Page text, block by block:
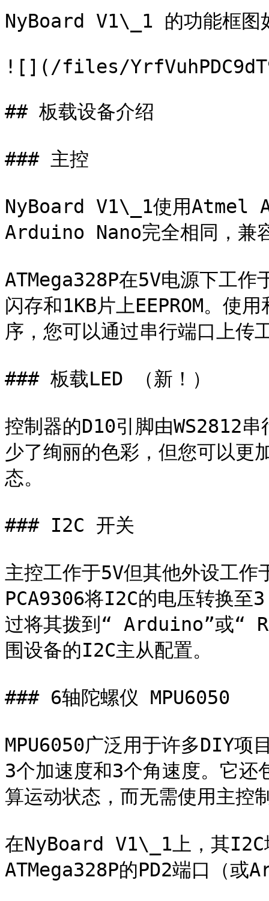
NyBoard V1\_1 的功能框图
![](/files/
## 板载设备介绍
### 主控
NyBoard V1\_1使用Atmel
Arduino Nano完全相同，兼
ATMega328P在5V电源下工作
闪存和1KB片上EEPROM。
序，您可以通过串行端口上传
### 板载LED （新！）
控制器的D10引脚由WS2812
少了绚丽的色彩，但您可以
态。
### I2C 开关
主控工作于5V但其他外设工
PCA9306将I2C的电压转换至
过将其拨到“ Arduino”或“
围设备的I2C主从配置。
### 6轴陀螺仪 MPU6050
MPU6050广泛用于许多DIY项
3个加速度和3个角速度。它还
算运动状态，而无需使用主控
在NyBoard V1\_1上，其I2C
ATMega328P的PD2端口（